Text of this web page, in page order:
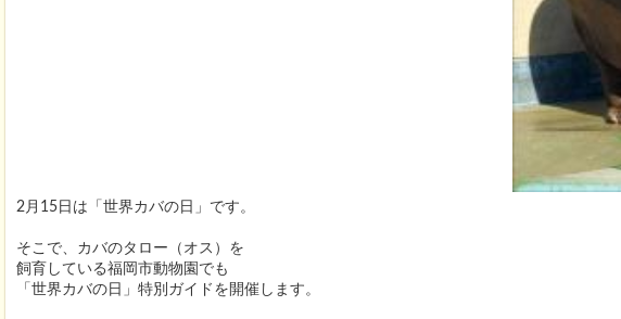
2月15日は「世界カバの日」です。
そこで、カバのタロー（オス）を
飼育している福岡市動物園でも
「世界カバの日」特別ガイドを開催します。